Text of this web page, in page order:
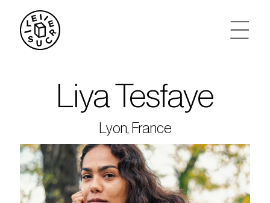
agenda
tickets
le sucre max
Liya Tesfaye
Lyon, France